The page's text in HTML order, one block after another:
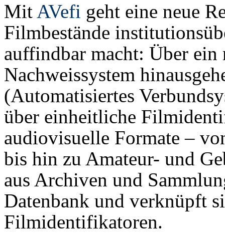
Mit AVefi geht eine neue
Filmbestände
auffindbar macht: Über
Nachweissystem
(Automatisiertes
über einheitliche
audiovisuelle Formate –
bis hin zu Amateur- und
aus Archiven und
Datenbank und verknüpft
Filmidentifikatoren.